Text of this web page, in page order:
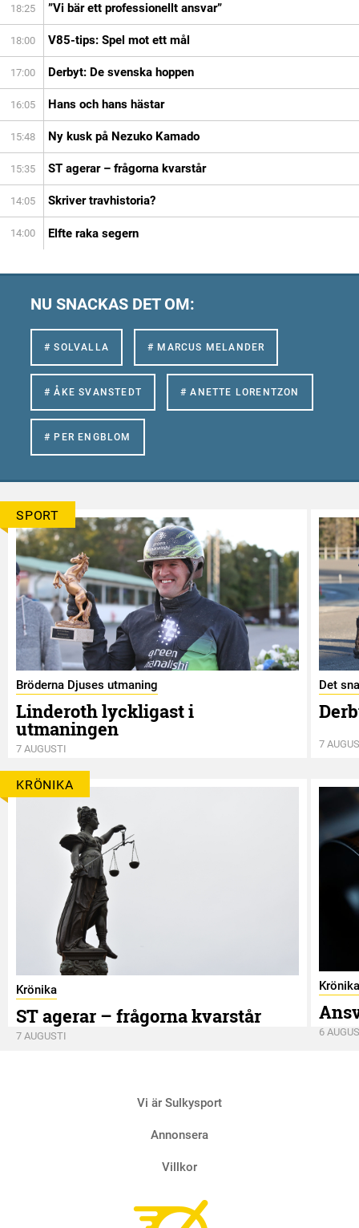
18:25 ”Vi bär ett professionellt ansvar”
18:00 V85-tips: Spel mot ett mål
17:00 Derbyt: De svenska hoppen
16:05 Hans och hans hästar
15:48 Ny kusk på Nezuko Kamado
15:35 ST agerar – frågorna kvarstår
14:05 Skriver travhistoria?
14:00 Elfte raka segern
NU SNACKAS DET OM:
# SOLVALLA # MARCUS MELANDER
# ÅKE SVANSTEDT # ANETTE LORENTZON
# PER ENGBLOM
SPORT
Bröderna Djuses utmaning
Linderoth lyckligast i
utmaningen
7 AUGUSTI
Det
7
KRÖNIKA
Krönika
ST agerar – frågorna kvarstår
7 AUGUSTI
Krönika
6
Vi är Sulkysport
Annonsera
Villkor